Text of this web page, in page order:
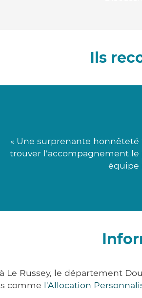
Ils
« Une surprenante
trouver l'accompagnement le
équipe
Le Russey, le département
comme l'Allocation